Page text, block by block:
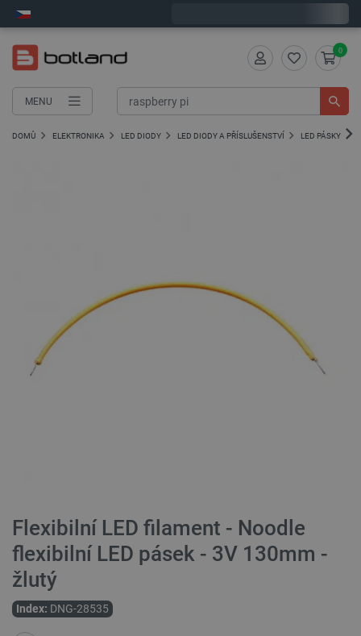
MENU
0
DOMŮ ELEKTRONIKA LED DIODY LED DIODY A PŘÍSLUŠENSTVÍ LED PÁSKY A
Flexibilní LED filament - Noodle
flexibilní LED pásek - 3V 130mm -
žlutý
Index: DNG-28535